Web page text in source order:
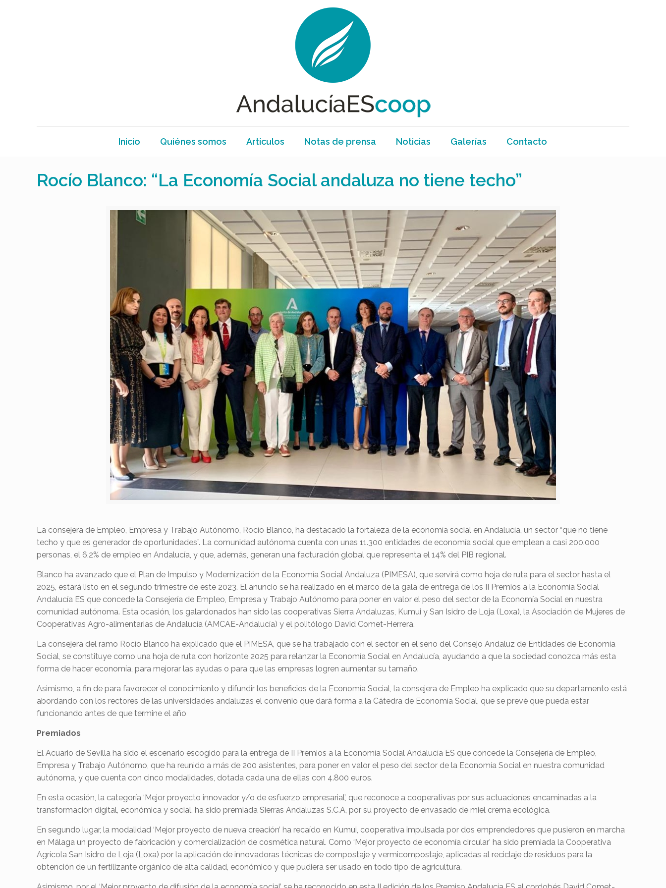
Inicio Quiénes somos Artículos Notas de prensa Noticias Galerías Contacto
Rocío Blanco: “La Economía Social andaluza no tiene techo”
La consejera de Empleo, Empresa y Trabajo Autónomo, Rocío Blanco, ha destacado la fortaleza de la economía social en Andalucía, un sector “que no tiene
techo y que es generador de oportunidades”. La comunidad autónoma cuenta con unas 11.300 entidades de economía social que emplean a casi 200.000
personas, el 6,2% de empleo en Andalucía, y que, además, generan una facturación global que representa el 14% del PIB regional.
Blanco ha avanzado que el Plan de Impulso y Modernización de la Economía Social Andaluza (PIMESA), que servirá como hoja de ruta para el sector hasta el
2025, estará listo en el segundo trimestre de este 2023. El anuncio se ha realizado en el marco de la gala de entrega de los II Premios a la Economía Social
Andalucía ES que concede la Consejería de Empleo, Empresa y Trabajo Autónomo para poner en valor el peso del sector de la Economía Social en nuestra
comunidad autónoma. Esta ocasión, los galardonados han sido las cooperativas Sierra Andaluzas, Kumui y San Isidro de Loja (Loxa), la Asociación de Mujeres de
Cooperativas Agro-alimentarias de Andalucía (AMCAE-Andalucía) y el politólogo David Comet-Herrera.
La consejera del ramo Rocío Blanco ha explicado que el PIMESA, que se ha trabajado con el sector en el seno del Consejo Andaluz de Entidades de Economía
Social, se constituye como una hoja de ruta con horizonte 2025 para relanzar la Economía Social en Andalucía, ayudando a que la sociedad conozca más esta
forma de hacer economía, para mejorar las ayudas o para que las empresas logren aumentar su tamaño.
Asimismo, a fin de para favorecer el conocimiento y difundir los beneficios de la Economía Social, la consejera de Empleo ha explicado que su departamento está
abordando con los rectores de las universidades andaluzas el convenio que dará forma a la Cátedra de Economía Social, que se prevé que pueda estar
funcionando antes de que termine el año
Premiados
El Acuario de Sevilla ha sido el escenario escogido para la entrega de II Premios a la Economía Social Andalucía ES que concede la Consejería de Empleo,
Empresa y Trabajo Autónomo, que ha reunido a más de 200 asistentes, para poner en valor el peso del sector de la Economía Social en nuestra comunidad
autónoma, y que cuenta con cinco modalidades, dotada cada una de ellas con 4.800 euros.
En esta ocasión, la categoría ‘Mejor proyecto innovador y/o de esfuerzo empresarial’, que reconoce a cooperativas por sus actuaciones encaminadas a la
transformación digital, económica y social, ha sido premiada Sierras Andaluzas S.C.A, por su proyecto de envasado de miel crema ecológica.
En segundo lugar, la modalidad ‘Mejor proyecto de nueva creación’ ha recaído en Kumui, cooperativa impulsada por dos emprendedores que pusieron en marcha
en Málaga un proyecto de fabricación y comercialización de cosmética natural. Como ‘Mejor proyecto de economía circular’ ha sido premiada la Cooperativa
Agrícola San Isidro de Loja (Loxa) por la aplicación de innovadoras técnicas de compostaje y vermicompostaje, aplicadas al reciclaje de residuos para la
obtención de un fertilizante orgánico de alta calidad, económico y que pudiera ser usado en todo tipo de agricultura.